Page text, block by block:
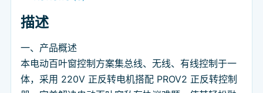
描述
一、产品概述
本电动百叶窗控制方案集总线、无线、有线控制于一
体，采用 220V 正反转电机搭配 PROV2 正反转控制